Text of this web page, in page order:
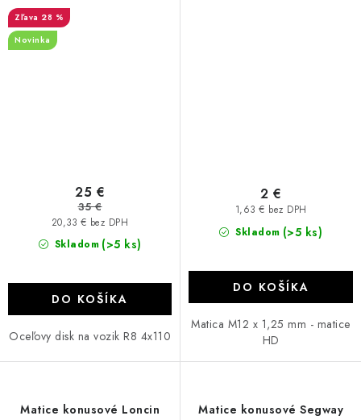
28 %
Novinka
Skladom (>5 ks)
20,33 € bez DPH
25 €
35 €
DO KOŠÍKA
Oceľovy disk na vozik R8 4x110
Skladom (>5 ks)
1,63 € bez DPH
2 €
DO KOŠÍKA
Matica M12 x 1,25 mm - matice
HD
Matice konusové Loncin
Matice konusové Segway